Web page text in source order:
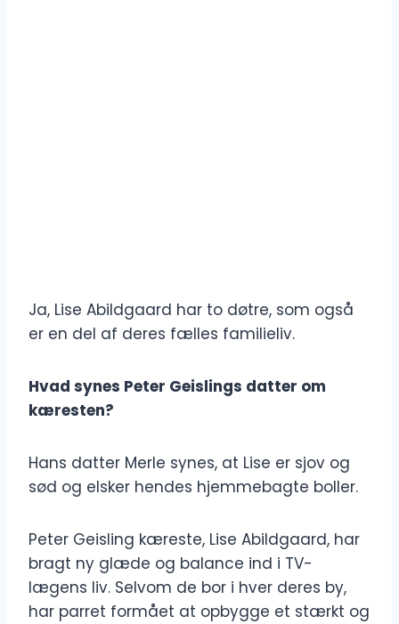
Ja, Lise Abildgaard har to døtre, som også
er en del af deres fælles familieliv.
Hvad synes Peter Geislings datter om
kæresten?
Hans datter Merle synes, at Lise er sjov og
sød og elsker hendes hjemmebagte boller.
Peter Geisling kæreste, Lise Abildgaard, har
bragt ny glæde og balance ind i TV-
lægens liv. Selvom de bor i hver deres by,
har parret formået at opbygge et stærkt og